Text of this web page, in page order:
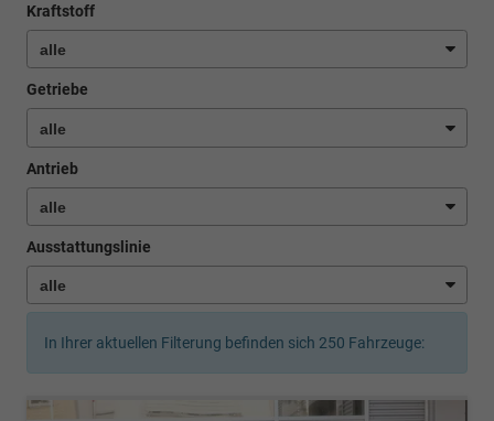
Kraftstoff
Getriebe
Antrieb
Ausstattungslinie
In Ihrer aktuellen Filterung befinden sich 250 Fahrzeuge: